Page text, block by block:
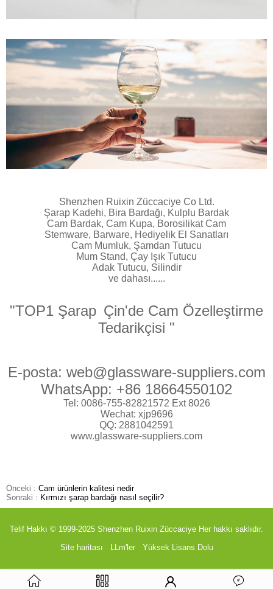
Shenzhen Ruixin Züccaciye Co Ltd.
Şarap Kadehi, Bira Bardağı, Kulplu Bardak
Cam Bardak, Cam Kupa, Borosilikat Cam
Stemware, Barware, Hediyelik El Sanatları
Cam Mumluk, Şamdan Tutucu
Mum Stand, Çay Işık Tutucu
Adak Tutucu, Silindir
ve dahası......
"TOP1 Şarap Çin'de Cam Özelleştirme
Tedarikçisi "
E-posta: web@glassware-suppliers.com
WhatsApp: +86 18664550102
Tel: 0086-755-82821572 Ext 8026
Wechat: xjp9696
QQ: 2881042591
www.glassware-suppliers.com
Önceki : Cam ürünlerin kalitesi nedir
Sonraki : Kırmızı şarap bardağı nasıl seçilir?
Telif Hakkı © 1999-2025 Shenzhen Ruixin Züccaciye Her hakkı saklıdır.
Site haritası
LLm'ler Yüksek Lisans Dolu